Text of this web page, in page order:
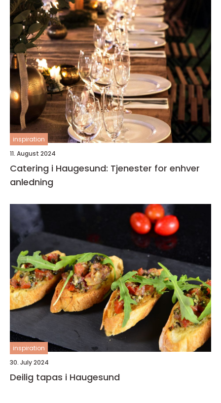
inspiration
11. August 2024
Catering i Haugesund: Tjenester for enhver
anledning
inspiration
30. July 2024
Deilig tapas i Haugesund